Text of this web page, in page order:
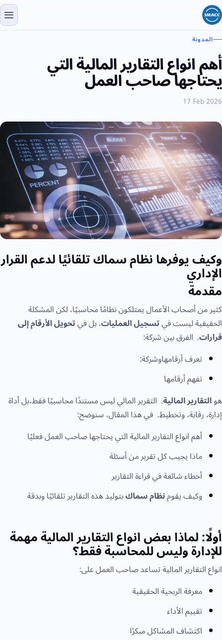
المدونة
أهم انواع التقارير المالية التي
يحتاجها صاحب العمل
17 Feb 2026
وكيف يوفرها نظام سماك تلقائيًا لدعم القرار
الإداري
مقدمة
كثير من أصحاب الأعمال يمتلكون نظامًا محاسبيًا، لكن المشكلة
الحقيقية ليست فيتسجيل العمليات، بل فيتحويل الأرقام إلى
قرارات. الفرق بين شركة:
تعرف أرقامهاوشركة:
تفهم أرقامها
هوالتقارير المالية. التقرير المالي ليس مستندًا محاسبيًا فقط،بل أداة
إدارة، رقابة، وتخطيط. في هذا المقال، سنوضح:
أهم انواع التقارير المالية التي يحتاجها صاحب العمل فعليًا
ماذا يجيب كل تقرير من أسئلة
أخطاء شائعة في قراءة التقارير
وكيف يقومنظام سماكبتوليد هذه التقارير تلقائيًا وبدقة
أولًا: لماذا بعض انواع التقارير المالية مهمة
للإدارة وليس للمحاسبة فقط؟
انواع التقارير المالية تساعد صاحب العمل على:
معرفة الربحية الحقيقية
تقييم الأداء
اكتشاف المشاكل مبكرًا